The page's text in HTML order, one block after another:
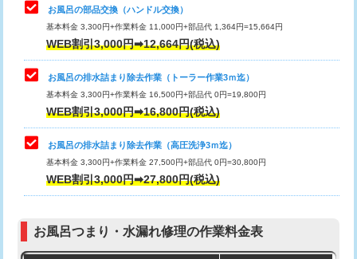
トイレタンク脱着
トイレ便器脱着
タンクレストイレ脱着 33,000円
小便器トイレ脱着
その他部品の脱着 8,800円～
交換・取付（タンク）
交換・取付（普通便座） 11,000円+材料費
お風呂の部品交換（ハンドル交換）
基本料金 3,300円+作業料金 11,000円+部品代 1,364円=15,664円
WEB割引3,000円➡12,664円(税込)
お風呂の排水詰まり除去作業（トーラー作業3ｍ迄）
基本料金 3,300円+作業料金 16,500円+部品代 0円=19,800円
WEB割引3,000円➡16,800円(税込)
お風呂の排水詰まり除去作業（高圧洗浄3ｍ迄）
基本料金 3,300円+作業料金 27,500円+部品代 0円=30,800円
WEB割引3,000円➡27,800円(税込)
お風呂つまり・水漏れ修理の作業料金表